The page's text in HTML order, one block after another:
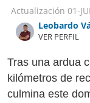
Actualización 01-
Leobardo
VER PERFIL
Tras una ardua
kilómetros de
culmina este